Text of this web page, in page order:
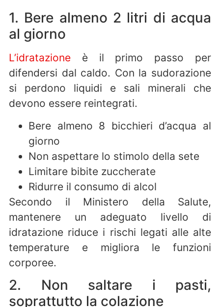
1. Bere almeno 2 litri di acqua
al giorno
L’idratazione è il primo passo per
difendersi dal caldo. Con la sudorazione
si perdono liquidi e sali minerali che
devono essere reintegrati.
Bere almeno 8 bicchieri d’acqua al
giorno
Non aspettare lo stimolo della sete
Limitare bibite zuccherate
Ridurre il consumo di alcol
Secondo il Ministero della Salute,
mantenere un adeguato livello di
idratazione riduce i rischi legati alle alte
temperature e migliora le funzioni
corporee.
2. Non saltare i pasti,
soprattutto la colazione